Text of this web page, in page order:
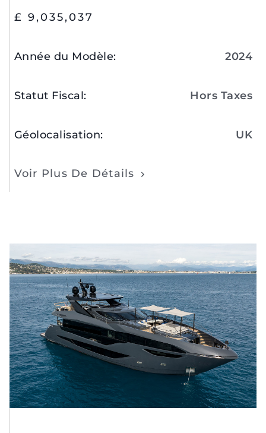
£ 9,035,037
Année du Modèle: 2024
Statut Fiscal: Hors Taxes
Géolocalisation: UK
Voir Plus De Détails